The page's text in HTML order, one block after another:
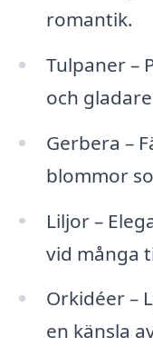
romantik.
Tulpaner –
och
Gerbera –
blommor
Liljor –
vid många
Orkidéer –
en känsla